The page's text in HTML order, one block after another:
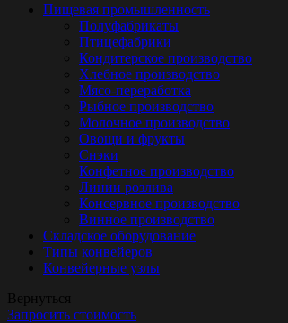
Пищевая промышленность
Полуфабрикаты
Птицефабрики
Кондитерское производство
Хлебное производство
Мясо-переработка
Рыбное производство
Молочное производство
Овощи и фрукты
Снэки
Конфетное производство
Линии розлива
Консервное производство
Винное производство
Складское оборудование
Типы конвейеров
Конвейерные узлы
Вернуться
Запросить стоимость